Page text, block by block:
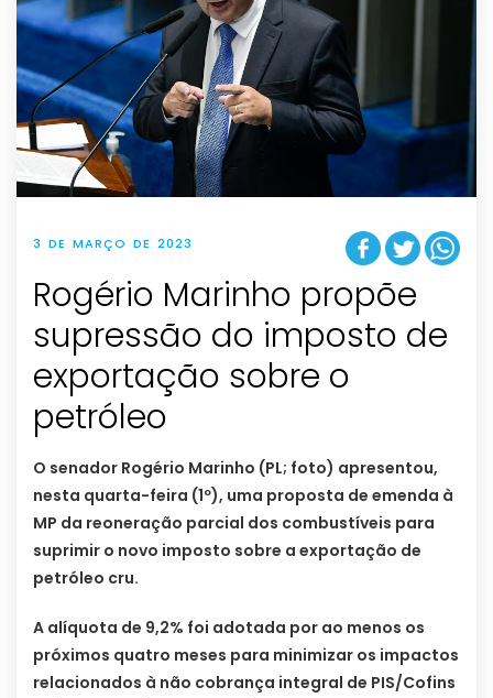
3 DE MARÇO DE 2023
Rogério Marinho propõe
supressão do imposto de
exportação sobre o
petróleo
O senador Rogério Marinho (PL; foto) apresentou,
nesta quarta-feira (1º), uma proposta de emenda à
MP da reoneração parcial dos combustíveis para
suprimir o novo imposto sobre a exportação de
petróleo cru.
A alíquota de 9,2% foi adotada por ao menos os
próximos quatro meses para minimizar os impactos
relacionados à não cobrança integral de PIS/Cofins